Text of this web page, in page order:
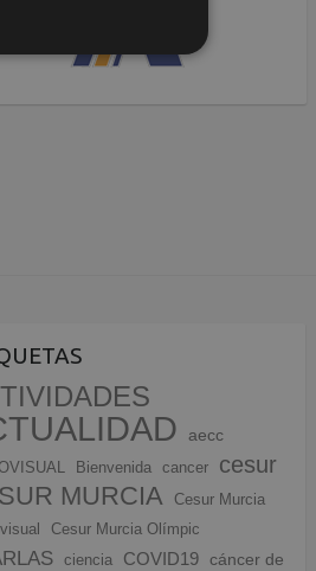
aecc
Bienvenida cancer cesur
MURCIA
Cesur Murcia
Cesur Murcia Olímpic
ciencia COVID19 cáncer de